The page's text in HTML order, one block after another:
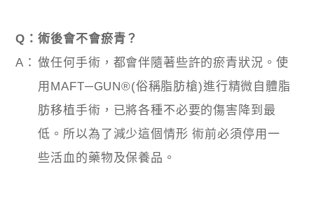
Q：術後會不會瘀青？
A： 做任何手術，都會伴隨著些許的瘀青狀況。使
用MAFT─GUN®(俗稱脂肪槍)進行精微自體脂
肪移植手術，已將各種不必要的傷害降到最
低。所以為了減少這個情形 術前必須停用一
些活血的藥物及保養品。